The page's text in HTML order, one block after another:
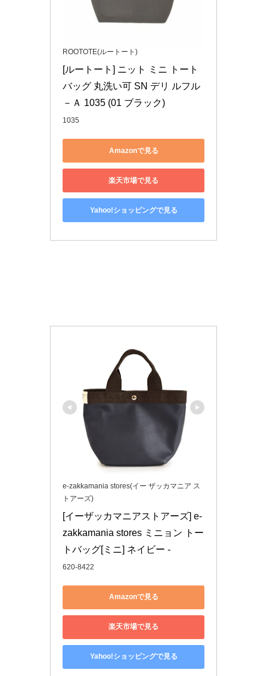
ROOTOTE(ルートート)
[ルートート] ニット ミニ トート
バッグ 丸洗い可 SN デリ ルフル
－Ａ 1035 (01 ブラック)
1035
Amazonで見る
楽天市場で見る
Yahoo!ショッピングで見る
e-zakkamania stores(イー ザッカマニア ス
トアーズ)
[イーザッカマニアストアーズ] e-
zakkamania stores ミニョン トー
トバッグ[ミニ] ネイビー -
620-8422
Amazonで見る
楽天市場で見る
Yahoo!ショッピングで見る